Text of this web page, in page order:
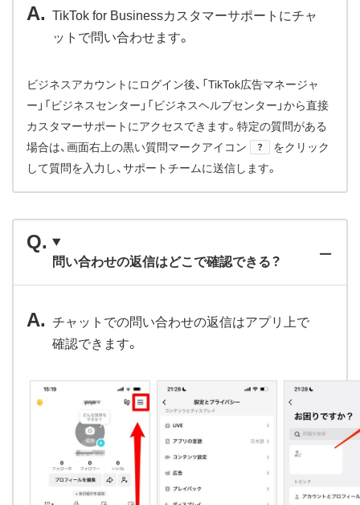
TikTok for Businessカスタマーサポートにチャ
ットで問い合わせます。
ビジネスアカウントにログイン後、「TikTok広告マネージャ
ー」「ビジネスセンター」「ビジネスヘルプセンター」から直接
カスタマーサポートにアクセスできます。特定の質問がある
場合は、画面右上の黒い質問マークアイコン
？
をクリック
して質問を入力し、サポートチームに送信します。
問い合わせの返信はどこで確認できる？
チャットでの問い合わせの返信はアプリ上で
確認できます。